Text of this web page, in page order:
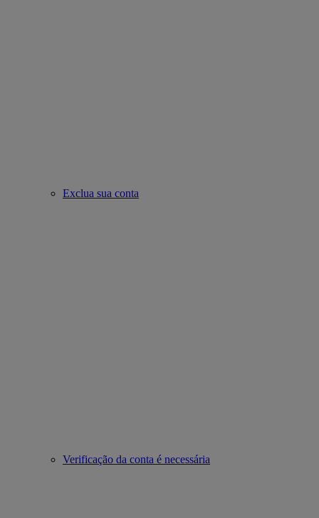
Exclua sua conta
Verificação da conta é necessária